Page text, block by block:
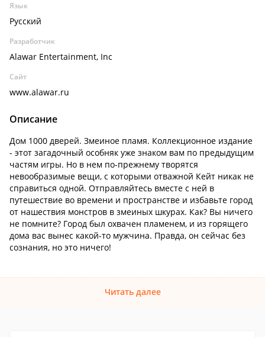
Язык
Русский
Разработчик
Alawar Entertainment, Inc
Сайт
www.alawar.ru
Описание
Дом 1000 дверей. Змеиное пламя. Коллекционное издание
- этот загадочный особняк уже знаком вам по предыдущим
частям игры. Но в нем по-прежнему творятся
невообразимые вещи, с которыми отважной Кейт никак не
справиться одной. Отправляйтесь вместе с ней в
путешествие во времени и пространстве и избавьте город
от нашествия монстров в змеиных шкурах. Как? Вы ничего
не помните? Город был охвачен пламенем, и из горящего
дома вас вынес какой-то мужчина. Правда, он сейчас без
сознания, но это ничего!
Читать далее